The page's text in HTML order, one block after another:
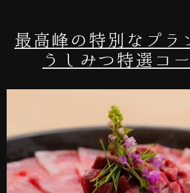
最高峰の特別なプラ
うしみつ特選コー